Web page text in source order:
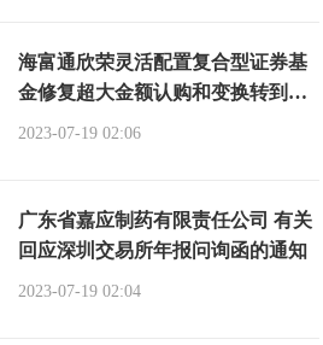
海富通欣荣灵活配置复合型证券基
金修复超大金额认购和变换转到业
务流程的通知
2023-07-19 02:06
广东省嘉应制药有限责任公司 有关
回应深圳交易所年报问询函的通知
2023-07-19 02:04